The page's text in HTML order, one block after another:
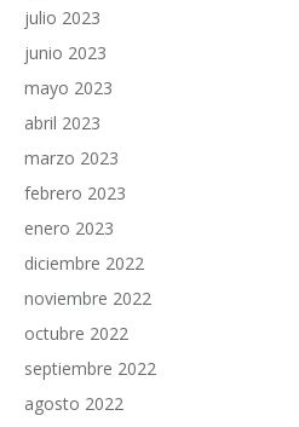
julio 2023
junio 2023
mayo 2023
abril 2023
marzo 2023
febrero 2023
enero 2023
diciembre 2022
noviembre 2022
octubre 2022
septiembre 2022
agosto 2022